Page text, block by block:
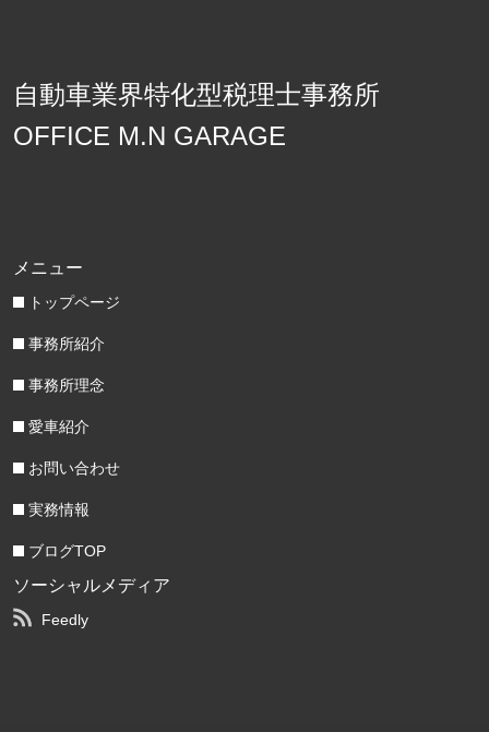
自動車業界特化型税理士事務所
OFFICE M.N GARAGE
メニュー
トップページ
事務所紹介
事務所理念
愛車紹介
お問い合わせ
実務情報
ブログTOP
ソーシャルメディア
Feedly